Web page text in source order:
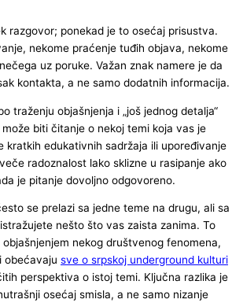
razgovor; ponekad je to osećaj prisustva.
nekome praćenje tuđih objava, nekome
uz poruke. Važan znak namere je da
kontakta, a ne samo dodatnih informacija.
traženju objašnjenja i „još jednog detalja“
biti čitanje o nekoj temi koja vas je
kratkih edukativnih sadržaja ili upoređivanje
radoznalost lako sklizne u rasipanje ako
je pitanje dovoljno odgovoreno.
se prelazi sa jedne teme na drugu, ali sa
nešto što vas zaista zanima. To
nekog društvenog fenomena,
obećavaju sve o srpskoj underground kulturi
perspektiva o istoj temi. Ključna razlika je
osećaj smisla, a ne samo nizanje